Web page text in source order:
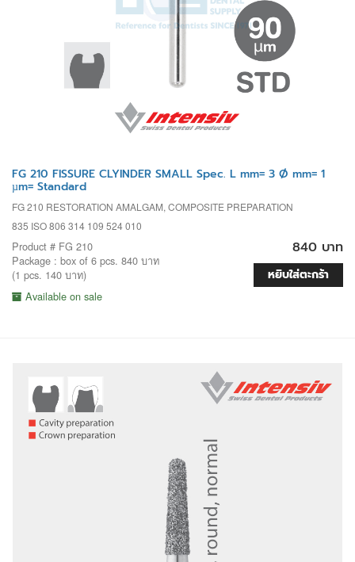
FG 210 FISSURE CLYINDER SMALL Spec. L mm= 3 Ø mm= 1
µm= Standard
FG 210 RESTORATION AMALGAM, COMPOSITE PREPARATION
835 ISO 806 314 109 524 010
Product # FG 210
Package : box of 6 pcs. 840 บาท
(1 pcs. 140 บาท)
Available on sale
840 บาท
หยิบใส่ตะกร้า